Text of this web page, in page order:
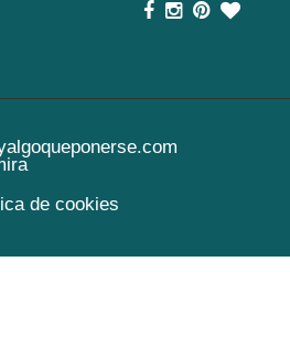
de cookies